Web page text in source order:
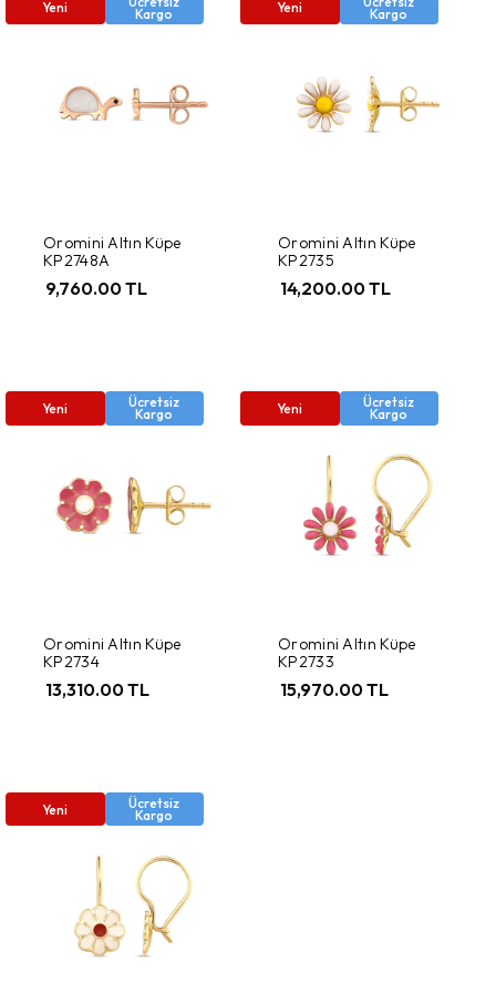
Yeni Kargo
Oromini Altın Küpe
KP2748A
9,760.00 TL
Yeni Kargo
Oromini Altın Küpe
KP2735
14,200.00 TL
Yeni Ücretsiz
Kargo
Oromini Altın Küpe
KP2734
13,310.00 TL
Yeni Ücretsiz
Kargo
Oromini Altın Küpe
KP2733
15,970.00 TL
Yeni Ücretsiz
Kargo